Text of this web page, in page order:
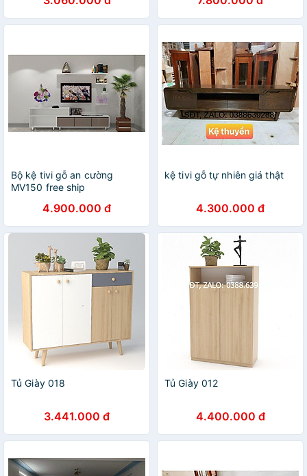
Bộ kệ tivi gỗ an cường
MV150 free ship
4.900.000 đ
kệ tivi gỗ tự nhiên giá thật
4.300.000 đ
Tủ Giày 018
3.441.000 đ
Tủ Giày 012
4.400.000 đ